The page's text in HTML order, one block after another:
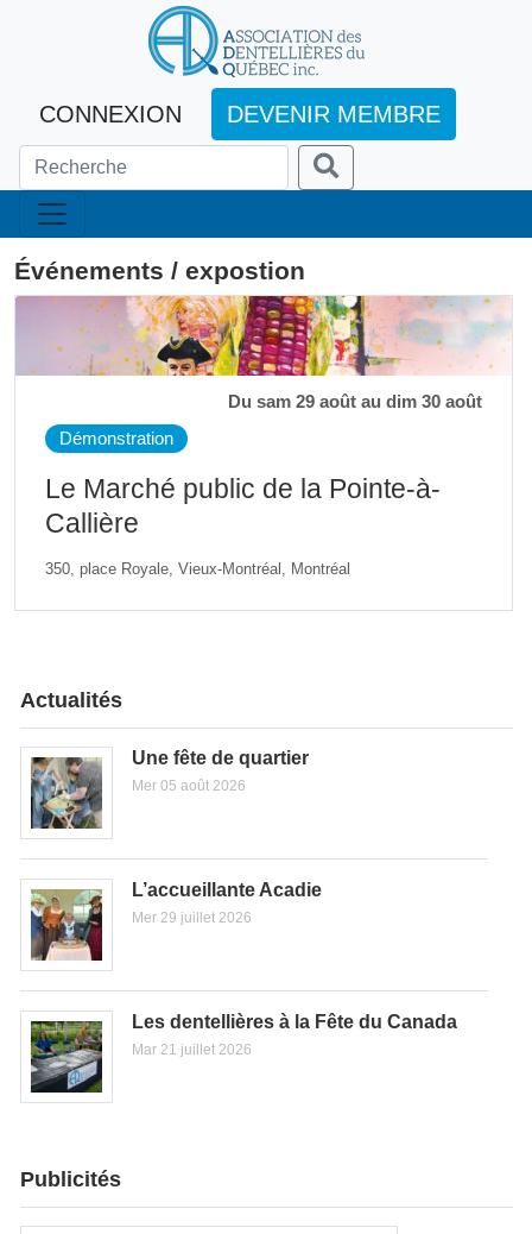
CONNEXION DEVENIR MEMBRE
Événements / expostion
Du sam 29 août au dim 30 août
Démonstration
Le Marché public de la Pointe-à-
Callière
350, place Royale, Vieux-Montréal, Montréal
Actualités
Une fête de quartier
Mer 05 août 2026
L’accueillante Acadie
Mer 29 juillet 2026
Les dentellières à la Fête du Canada
Mar 21 juillet 2026
Publicités